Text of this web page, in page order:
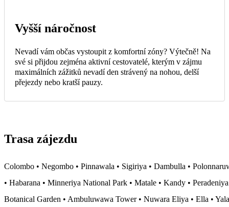
Vyšší náročnost
Nevadí vám občas vystoupit z komfortní zóny? Výtečně! Na
své si přijdou zejména aktivní cestovatelé, kterým v zájmu
maximálních zážitků nevadí den strávený na nohou, delší
přejezdy nebo kratší pauzy.
Trasa zájezdu
Colombo • Negombo • Pinnawala • Sigiriya • Dambulla •
• Habarana • Minneriya National Park • Matale • Kandy • Peradeniya
Botanical Garden • Ambuluwawa Tower • Nuwara Eliya • Ella • Yala